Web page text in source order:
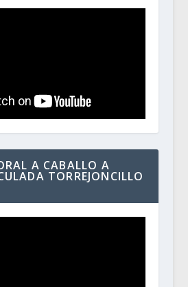
A CABALLO A
TORREJONCILLO